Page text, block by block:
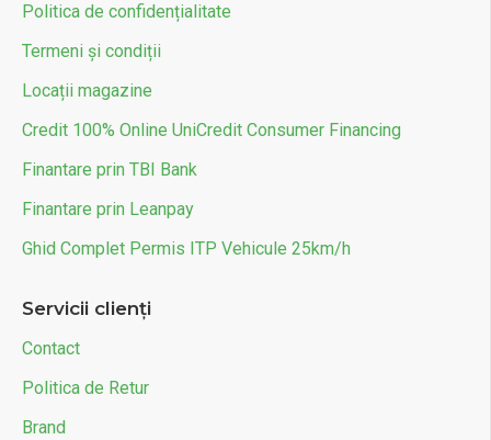
Politica de confidențialitate
Termeni și condiții
Locații magazine
Credit 100% Online UniCredit Consumer Financing
Finantare prin TBI Bank
Finantare prin Leanpay
Ghid Complet Permis ITP Vehicule 25km/h
Servicii clienți
Contact
Politica de Retur
Brand